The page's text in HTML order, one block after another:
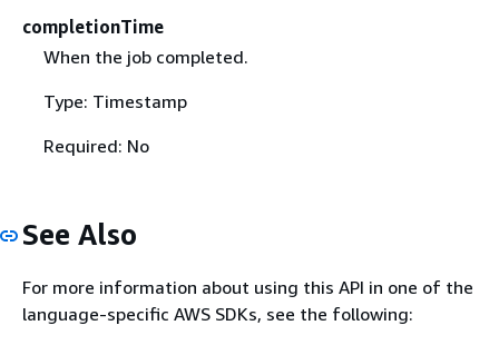
completionTime
When the job completed.
Type: Timestamp
Required: No
See Also
For more information about using this API in one of the
language-specific AWS SDKs, see the following: